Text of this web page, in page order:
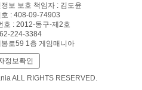
보 보호 책임자 : 김도윤
: 408-09-74903
호 : 2012-동구-제2호
224-3384
로59 1층 게임매니아
정보확인
ALL RIGHTS RESERVED.